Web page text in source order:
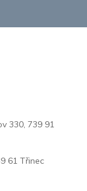
330, 739 91
61 Třinec